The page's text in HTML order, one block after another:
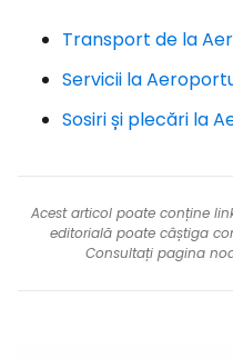
Transport de la
Servicii la
Sosiri și plecări la
Acest articol poate conține
editorială poate câștiga
Consultați pagina